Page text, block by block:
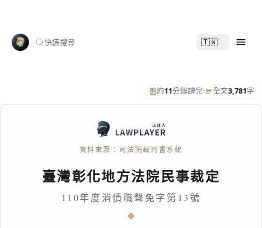
快速搜尋 🇹🇼
約11分鐘讀完· 全文3,781字
資料來源：司法院裁判書系統
臺灣彰化地方法院民事裁定
110年度消債職聲免字第13號